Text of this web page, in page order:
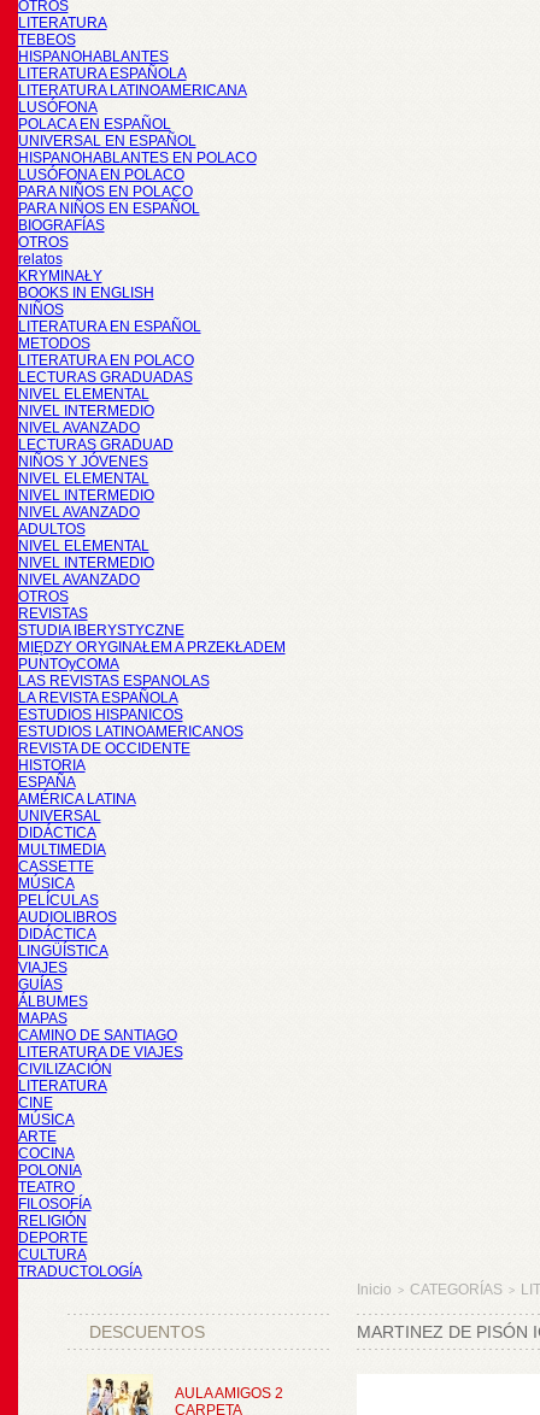
OTROS
LITERATURA
TEBEOS
HISPANOHABLANTES
LITERATURA ESPAÑOLA
LITERATURA LATINOAMERICANA
LUSÓFONA
POLACA EN ESPAÑOL
UNIVERSAL EN ESPAÑOL
HISPANOHABLANTES EN POLACO
LUSÓFONA EN POLACO
PARA NIÑOS EN POLACO
PARA NIÑOS EN ESPAÑOL
BIOGRAFÍAS
OTROS
relatos
KRYMINAŁY
BOOKS IN ENGLISH
NIÑOS
LITERATURA EN ESPAÑOL
METODOS
LITERATURA EN POLACO
LECTURAS GRADUADAS
NIVEL ELEMENTAL
NIVEL INTERMEDIO
NIVEL AVANZADO
LECTURAS GRADUAD
NIÑOS Y JÓVENES
NIVEL ELEMENTAL
NIVEL INTERMEDIO
NIVEL AVANZADO
ADULTOS
NIVEL ELEMENTAL
NIVEL INTERMEDIO
NIVEL AVANZADO
OTROS
REVISTAS
STUDIA IBERYSTYCZNE
MIĘDZY ORYGINAŁEM A PRZEKŁADEM
PUNTOyCOMA
LAS REVISTAS ESPANOLAS
LA REVISTA ESPAÑOLA
ESTUDIOS HISPANICOS
ESTUDIOS LATINOAMERICANOS
REVISTA DE OCCIDENTE
HISTORIA
ESPAÑA
AMÉRICA LATINA
UNIVERSAL
DIDÁCTICA
MULTIMEDIA
CASSETTE
MÚSICA
PELÍCULAS
AUDIOLIBROS
DIDÁCTICA
LINGÜÍSTICA
VIAJES
GUÍAS
ÁLBUMES
MAPAS
CAMINO DE SANTIAGO
LITERATURA DE VIAJES
CIVILIZACIÓN
LITERATURA
CINE
MÚSICA
ARTE
COCINA
POLONIA
TEATRO
FILOSOFÍA
RELIGIÓN
DEPORTE
CULTURA
TRADUCTOLOGÍA
DESCUENTOS
AULA AMIGOS 2
CARPETA
Inicio > CATEGORÍAS >
MARTINEZ DE PISÓN